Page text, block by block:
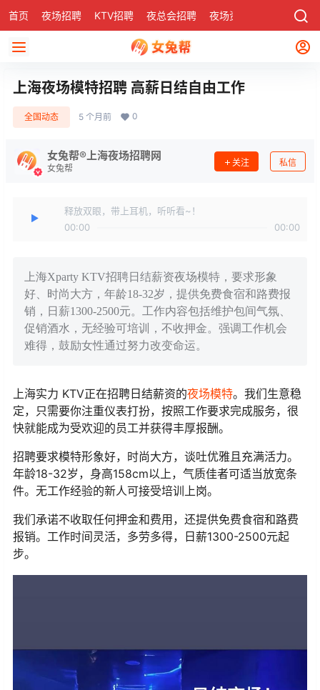
首页 夜场招聘 KTV招聘 夜总会招聘 夜场资讯 社区
上海夜场模特招聘 高薪日结自由工作
全国动态 5 个月前 0
女兔帮®上海夜场招聘网
女兔帮
关注 私信
释放双眼，带上耳机，听听看~！
00:00
00:00
上海Xparty KTV招聘日结薪资夜场模特，要求形象
好、时尚大方，年龄18-32岁，提供免费食宿和路费报
销，日薪1300-2500元。工作内容包括维护包间气氛、
促销酒水，无经验可培训，不收押金。强调工作机会
难得，鼓励女性通过努力改变命运。
上海实力 KTV正在招聘日结薪资的夜场模特。我们生意稳
定，只需要你注重仪表打扮，按照工作要求完成服务，很
快就能成为受欢迎的员工并获得丰厚报酬。
招聘要求模特形象好，时尚大方，谈吐优雅且充满活力。
年龄18-32岁，身高158cm以上，气质佳者可适当放宽条
件。无工作经验的新人可接受培训上岗。
我们承诺不收取任何押金和费用，还提供免费食宿和路费
报销。工作时间灵活，多劳多得，日薪1300-2500元起
步。